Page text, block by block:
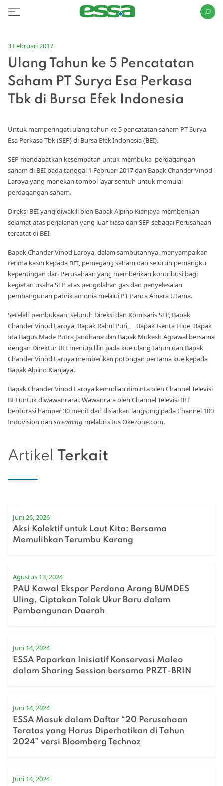
Artikel Terkait
Juni 26, 2026
Aksi Kolektif untuk Laut Kita: Bersama
Memulihkan Terumbu Karang
Agustus 13, 2024
PAU Kawal Ekspor Perdana Arang BUMDES
Uling, Ciptakan Tolak Ukur Baru dalam
Pembangunan Daerah
Juni 14, 2024
ESSA Paparkan Inisiatif Konservasi Maleo
dalam Sharing Session bersama PRZT-BRIN
Juni 14, 2024
ESSA Masuk dalam Daftar “20 Perusahaan
Teratas yang Harus Diperhatikan di Tahun
2024” versi Bloomberg Technoz
Juni 14, 2024
3 Februari 2017
Ulang Tahun ke 5 Pencatatan
Saham PT Surya Esa Perkasa
Tbk di Bursa Efek Indonesia
Untuk memperingati ulang tahun ke 5 pencatatan saham PT Surya
Esa Perkasa Tbk (SEP) di Bursa Efek Indonesia (BEI).
SEP mendapatkan kesempatan untuk membuka perdagangan
saham di BEI pada tanggal 1 Februari 2017 dan Bapak Chander Vinod
Laroya yang menekan tombol layar sentuh untuk memulai
perdagangan saham.
Direksi BEI yang diwakili oleh Bapak Alpino Kianjaya memberikan
selamat atas perjalanan yang luar biasa dari SEP sebagai Perusahaan
tercatat di BEI.
Bapak Chander Vinod Laroya, dalam sambutannya, menyampaikan
terima kasih kepada BEI, pemegang saham dan seluruh pemangku
kepentingan dari Perusahaan yang memberikan kontribusi bagi
kegiatan usaha SEP atas pengolahan gas dan penyelesaian
pembangunan pabrik amonia melalui PT Panca Amara Utama.
Setelah pembukaan, seluruh Direksi dan Komisaris SEP, Bapak
Chander Vinod Laroya, Bapak Rahul Puri, Bapak Isenta Hioe, Bapak
Ida Bagus Made Putra Jandhana dan Bapak Mukesh Agrawal bersama
dengan Direktur BEI meniup lilin pada kue ulang tahun dan Bapak
Chander Vinod Laroya memberikan potongan pertama kue kepada
Bapak Alpino Kianjaya.
Bapak Chander Vinod Laroya kemudian diminta oleh Channel Televisi
BEI untuk diwawancarai. Wawancara oleh Channel Televisi BEI
berdurasi hamper 30 menit dan disiarkan langsung pada Channel 100
Indovision dan streaming melalui situs Okezone.com.